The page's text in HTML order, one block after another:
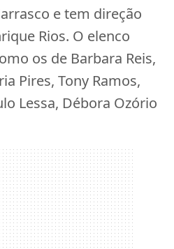
e tem direção
Rios. O elenco
os de Barbara Reis,
Pires, Tony Ramos,
Lessa, Débora Ozório